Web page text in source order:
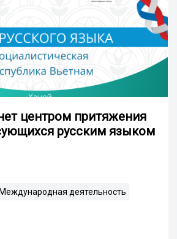
центром притяжения
русским языком
Международная деятельность